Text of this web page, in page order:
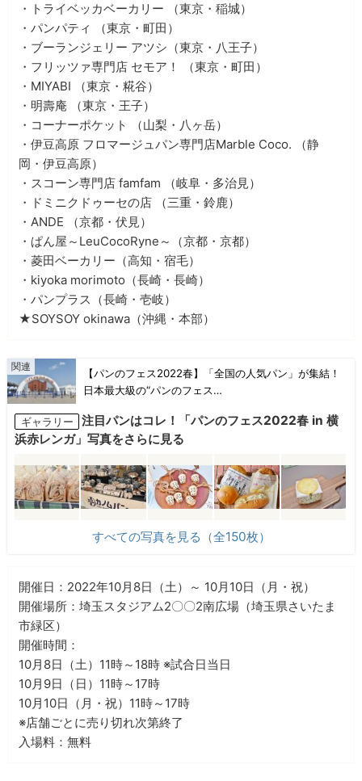
・トライベッカベーカリー （東京・稲城）
・パンパティ （東京・町田）
・ブーランジェリー アツシ（東京・八王子）
・フリッツァ専門店 セモア！ （東京・町田）
・MIYABI （東京・糀谷）
・明壽庵 （東京・王子）
・コーナーポケット （山梨・八ヶ岳）
・伊豆高原 フロマージュパン専門店Marble Coco. （静
岡・伊豆高原）
・スコーン専門店 famfam （岐阜・多治見）
・ドミニクドゥーセの店 （三重・鈴鹿）
・ANDE （京都・伏見）
・ぱん屋～LeuCocoRyne～（京都・京都）
・菱田ベーカリー（高知・宿毛）
・kiyoka morimoto（長崎・長崎）
・パンプラス（長崎・壱岐）
★SOYSOY okinawa（沖縄・本部）
【パンのフェス2022春】「全国の人気パン」が集結！
日本最大級の“パンのフェス…
ギャラリー
注目パンはコレ！「パンのフェス2022春 in 横
浜赤レンガ」写真をさらに見る
すべての写真を見る（全150枚）
開催日：2022年10月8日（土）～ 10月10日（月・祝）
開催場所：埼玉スタジアム2〇〇2南広場（埼玉県さいたま
市緑区）
開催時間：
10月8日（土）11時～18時 ※試合日当日
10月9日（日）11時～17時
10月10日（月・祝）11時～17時
※店舗ごとに売り切れ次第終了
入場料：無料